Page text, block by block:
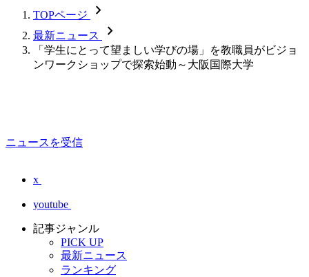
TOPページ chevron_forward
最新ニュース chevron_forward
「学生にとって望ましい学びの場」を教職員がビジョ
ンワークショップで探索始動～大阪国際大学
ニュースを受信
x
youtube
記事ジャンル
PICK UP
最新ニュース
ランキング